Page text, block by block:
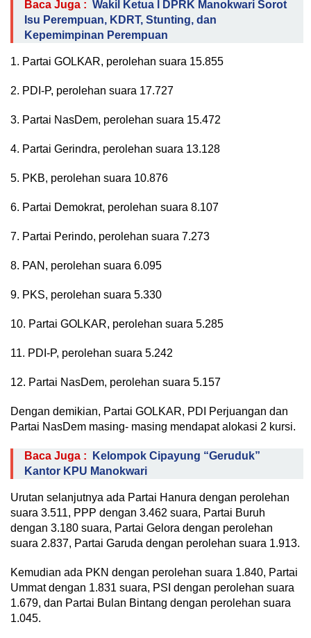
Baca Juga : Wakil Ketua l DPRK Manokwari Sorot
Isu Perempuan, KDRT, Stunting, dan
Kepemimpinan Perempuan
1. Partai GOLKAR, perolehan suara 15.855
2. PDI-P, perolehan suara 17.727
3. Partai NasDem, perolehan suara 15.472
4. Partai Gerindra, perolehan suara 13.128
5. PKB, perolehan suara 10.876
6. Partai Demokrat, perolehan suara 8.107
7. Partai Perindo, perolehan suara 7.273
8. PAN, perolehan suara 6.095
9. PKS, perolehan suara 5.330
10. Partai GOLKAR, perolehan suara 5.285
11. PDI-P, perolehan suara 5.242
12. Partai NasDem, perolehan suara 5.157
Dengan demikian, Partai GOLKAR, PDI Perjuangan dan
Partai NasDem masing- masing mendapat alokasi 2 kursi.
Baca Juga :
Kelompok Cipayung “Geruduk”
Kantor KPU Manokwari
Urutan selanjutnya ada Partai Hanura dengan perolehan
suara 3.511, PPP dengan 3.462 suara, Partai Buruh
dengan 3.180 suara, Partai Gelora dengan perolehan
suara 2.837, Partai Garuda dengan perolehan suara 1.913.
Kemudian ada PKN dengan perolehan suara 1.840, Partai
Ummat dengan 1.831 suara, PSI dengan perolehan suara
1.679, dan Partai Bulan Bintang dengan perolehan suara
1.045.